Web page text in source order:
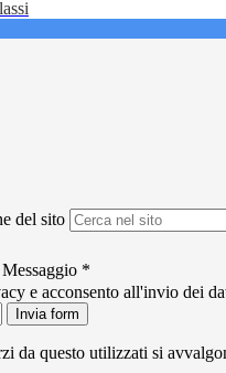
del sito
Messaggio *
e acconsento all'invio dei
Invia form
da questo utilizzati si